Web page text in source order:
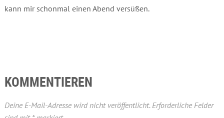
kann mir schonmal einen Abend versüßen.
KOMMENTIEREN
Deine E-Mail-Adresse wird nicht veröffentlicht. Erforderliche Felder